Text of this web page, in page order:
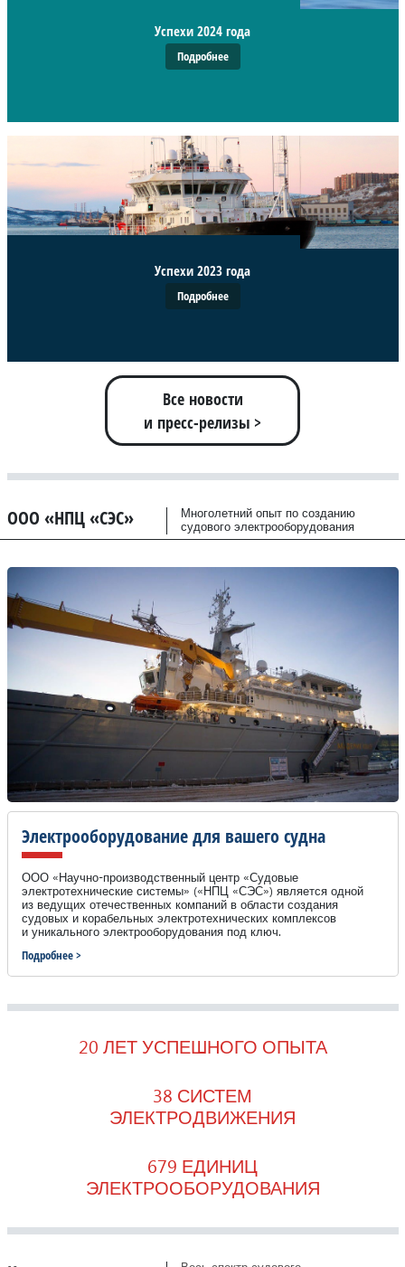
Успехи 2024 года
Подробнее
Успехи 2023 года
Подробнее
Все новости
и пресс-релизы >
ООО «НПЦ «СЭС»
Многолетний опыт по созданию
судового электрооборудования
Электрооборудование для вашего судна
ООО «Научно-производственный центр «Судовые
электротехнические системы» («НПЦ «СЭС») является одной
из ведущих отечественных компаний в области создания
судовых и корабельных электротехнических комплексов
и уникального электрооборудования под ключ.
Подробнее >
20 ЛЕТ УСПЕШНОГО ОПЫТА
38 СИСТЕМ
ЭЛЕКТРОДВИЖЕНИЯ
679 ЕДИНИЦ
ЭЛЕКТРООБОРУДОВАНИЯ